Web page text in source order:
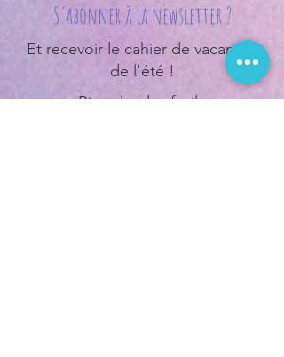
S'abonner à la newsletter ?
Et recevoir le cahier de vacances
de l'été !
Rien de plus facile